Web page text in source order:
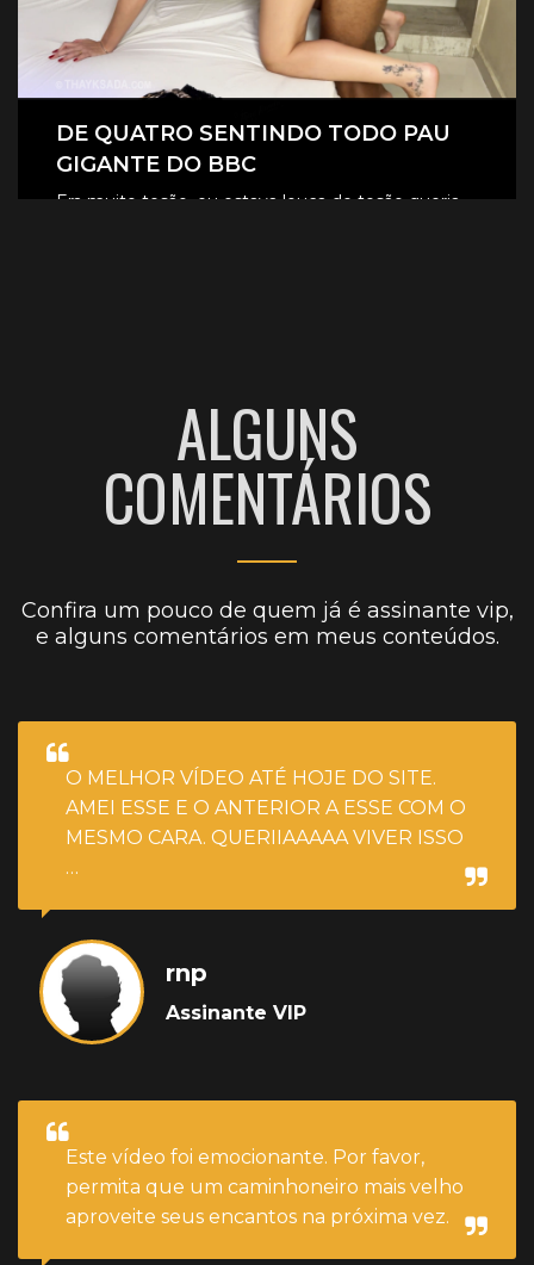
DE QUATRO SENTINDO TODO PAU
GIGANTE DO BBC
Era muito tesão, eu estava louca de tesão queria
ALGUNS
COMENTÁRIOS
Confira um pouco de quem já é assinante vip,
e alguns comentários em meus conteúdos.
O MELHOR VÍDEO ATÉ HOJE DO SITE.
AMEI ESSE E O ANTERIOR A ESSE COM O
MESMO CARA. QUERIIAAAAA VIVER ISSO
…
rnp
Assinante VIP
Este vídeo foi emocionante. Por favor,
permita que um caminhoneiro mais velho
aproveite seus encantos na próxima vez.